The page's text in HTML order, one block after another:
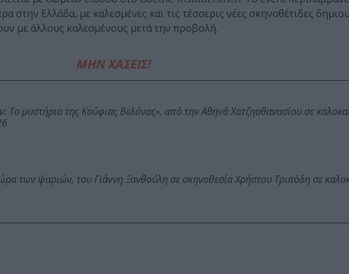
στην Ελλάδα, με καλεσμένες και τις τέσσερις νέες σκηνοθέτιδες
με άλλους καλεσμένους μετά την προβολή.
ΜΗΝ ΧΑΣΕΙΣ!
Το μυστήριο της Κούφιας Βελόνας», από την Αθηνά Χατζηαθανασίου σε
των ψαριών, του Γιάννη Ξανθούλη σε σκηνοθεσία Χρήστου Τριπόδη σε